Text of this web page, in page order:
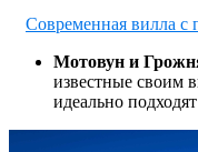
Современная вилла
Мотовун и
известные своим
идеально